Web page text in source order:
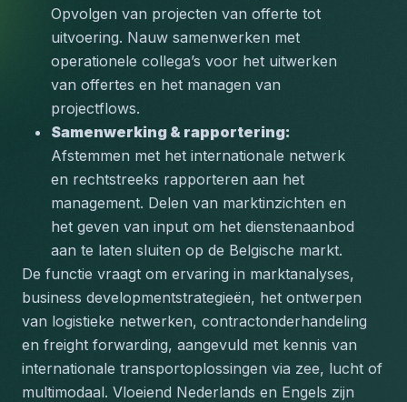
Opvolgen van projecten van offerte tot
uitvoering. Nauw samenwerken met
operationele collega’s voor het uitwerken
van offertes en het managen van
projectflows.
Samenwerking & rapportering:
Afstemmen met het internationale netwerk
en rechtstreeks rapporteren aan het
management. Delen van marktinzichten en
het geven van input om het dienstenaanbod
aan te laten sluiten op de Belgische markt.
De functie vraagt om ervaring in marktanalyses,
business developmentstrategieën, het ontwerpen
van logistieke netwerken, contractonderhandeling
en freight forwarding, aangevuld met kennis van
internationale transportoplossingen via zee, lucht of
multimodaal. Vloeiend Nederlands en Engels zijn